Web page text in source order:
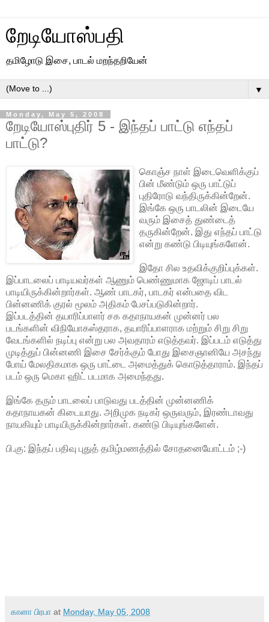
றேடியோஸ்பதி
தமிழோடு இசை, பாடல் மறந்தறியேன்
▼
Monday, May 5, 2008
றேடியோஸ்புதிர் 5 - இந்தப் பாட்டு எந்தப்
பாட்டு?
கொஞ்ச நாள் இடைவெளிக்குப்
பின் மீண்டும் ஒரு பாட்டுப்
புதிரோடு வந்திருக்கின்றேன்.
இங்கே ஒரு பாடலின் இடையே
வரும் இசைத் துண்டைத்
தருகின்றேன். இது எந்தப் பாட்டு
என்று கண்டு பிடியுங்களேன்.
இதோ சில உதவிக்குறிப்புக்கள்.
இப்பாடலைப் பாடியவர்கள் ஆணும் பெண்ணுமாக ஜோடிப் பாடல்
பாடியிருக்கின்றார்கள். ஆண் பாடகர், பாடகர் என்பதை விட
பின்னணிக் குரல் மூலம் அதிகம் பேசப்படுகின்றார்.
இப்படத்தின் தயாரிப்பாளர் சக கதாநாயகன் முன்னர் பல
படங்களின் விநியோகஸ்தராக, தயாரிப்பாளராக மற்றும் சிறு சிறு
வேடங்களில் நடிப்பு என்று பல அவதாரம் எடுத்தவர். இப்படம் எடுத்து
முடித்துப் பின்னணி இசை சேர்க்கும் போது இசைஞானியே அசந்து
போய் மேலதிகமாக ஒரு பாட்டை அமைத்துக் கொடுத்தாராம். இந்தப்
படம் ஒரு மெகா ஹிட் படமாக அமைந்தது.
இங்கே தரும் பாடலைப் பாடுவது படத்தின் முன்னணிக்
கதாநாயகன் கிடையாது. அறிமுக நடிகர் ஒருவரும், இரண்டாவது
நாயகியும் பாடியிருக்கின்றார்கள். கண்டு பிடியுங்களேன்.
பி.கு: இந்தப் பதிவு புதுத் தமிழ்மணத்தில் சோதனையோட்டம் ;-)
கானா பிரபா at Monday, May 05, 2008